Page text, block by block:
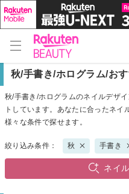
秋/手書き/ホログラム/お
秋/手書き/ホログラムのネイルデザ
トしています。あなたに合ったネイ
様々な条件で探せます。
絞り込み条件： 秋 手書き
ネイ